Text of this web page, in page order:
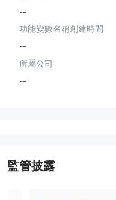
--
功能變數名稱創建時間
--
所屬公司
--
監管披露